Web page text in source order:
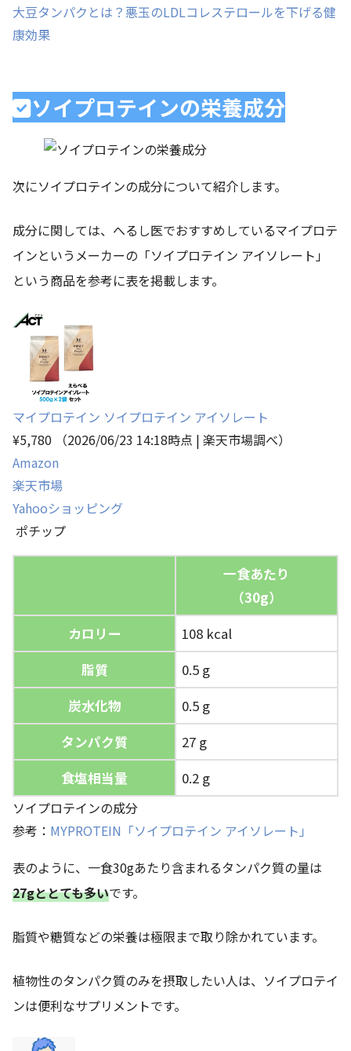
大豆タンパクとは？悪玉のLDLコレステロールを下げる健
康効果
ソイプロテインの栄養成分
次にソイプロテインの成分について紹介します。
成分に関しては、へるし医でおすすめしているマイプロテ
インというメーカーの「ソイプロテイン アイソレート」
という商品を参考に表を掲載します。
マイプロテイン ソイプロテイン アイソレート
¥5,780
（2026/06/23 14:18時点 | 楽天市場調べ）
Amazon
楽天市場
Yahooショッピング
ポチップ
一食あたり
（30g）
カロリー
108 kcal
脂質
0.5 g
炭水化物
0.5 g
タンパク質
27 g
食塩相当量
0.2 g
ソイプロテインの成分
参考： MYPROTEIN「ソイプロテイン アイソレート」
表のように、一食30gあたり含まれるタンパク質の量は
27gととても多いです。
脂質や糖質などの栄養は極限まで取り除かれています。
植物性のタンパク質のみを摂取したい人は、ソイプロテイ
ンは便利なサプリメントです。